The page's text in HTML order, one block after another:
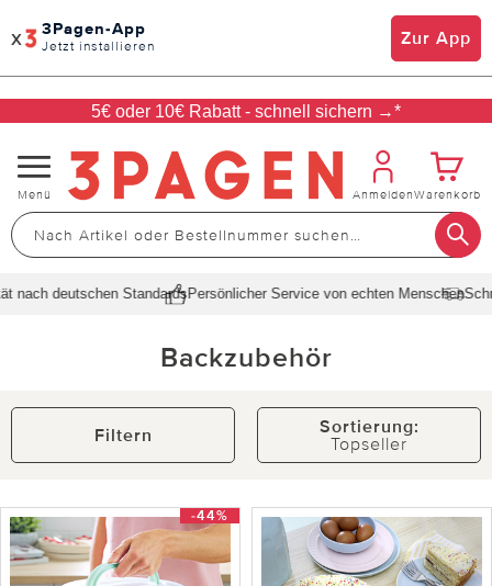
x 3Pagen-App
Jetzt installieren Zur App
5€ oder 10€ Rabatt - schnell sichern →*
Navigation
umschalten
Menü AnmeldenWarenkorb
deutschen StandardsPersönlicher Service von echten MenschenSchnelle
Backzubehör
Filtern
Sortierung:
Topseller
-44%